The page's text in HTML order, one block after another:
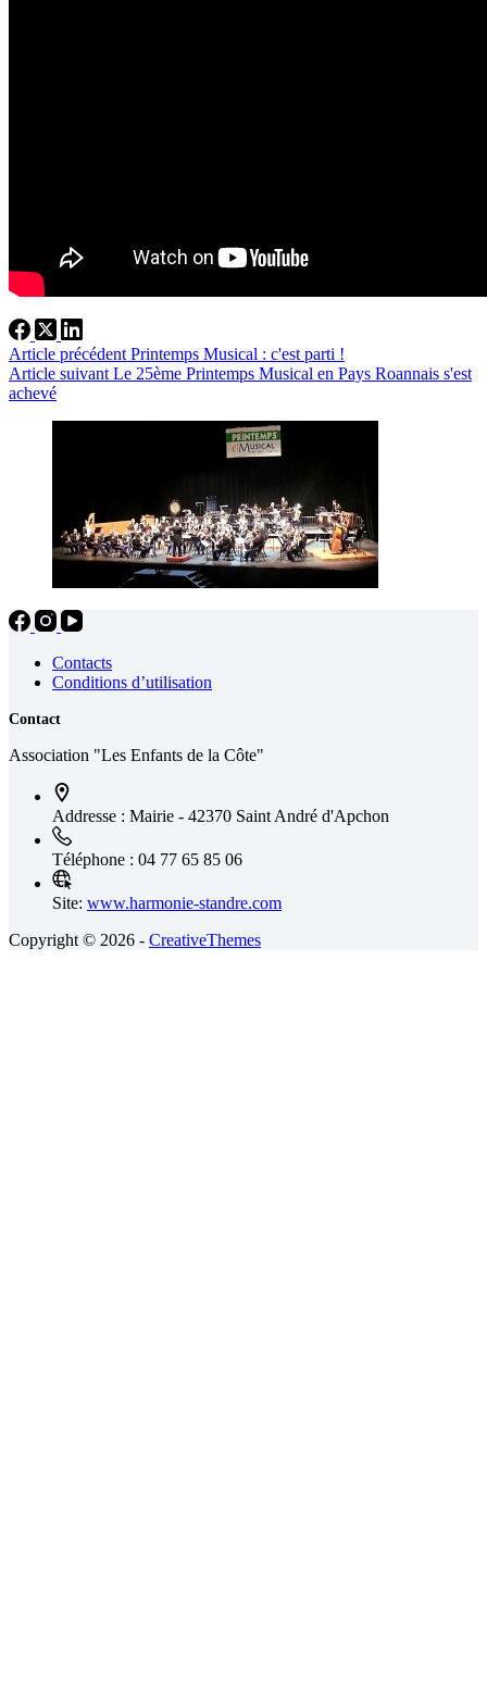
Article précédent Printemps Musical : c'est parti !
Article suivant Le 25ème Printemps Musical en Pays Roannais s'est
achevé
Contacts
Conditions d’utilisation
Contact
Association "Les Enfants de la Côte"
Addresse : Mairie - 42370 Saint André d'Apchon
Téléphone : 04 77 65 85 06
Site: www.harmonie-standre.com
Copyright © 2026 - CreativeThemes